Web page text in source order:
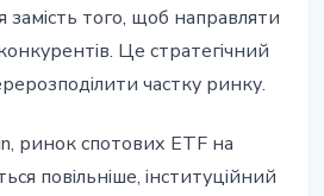
замість того, щоб направляти
Це стратегічний
частку ринку.
ринок спотових ETF на
повільніше, інституційний